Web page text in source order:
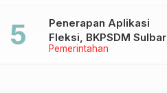
Pemerintahan
Penerapan Aplikasi
Fleksi, BKPSDM Sulbar
Dorong Transformasi